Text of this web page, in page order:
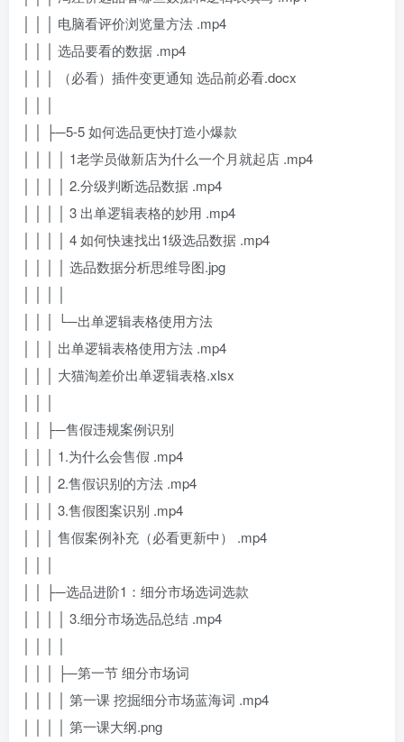
│ │ │ 电脑看评价浏览量方法 .mp4
│ │ │ 选品要看的数据 .mp4
│ │ │ （必看）插件变更通知 选品前必看.docx
│ │ ├─5-5 如何选品更快打造小爆款
│ │ │ │ 1老学员做新店为什么一个月就起店 .mp4
│ │ │ │ 2.分级判断选品数据 .mp4
│ │ │ │ 3 出单逻辑表格的妙用 .mp4
│ │ │ │ 4 如何快速找出1级选品数据 .mp4
│ │ │ │ 选品数据分析思维导图.jpg
│ │ │ └─出单逻辑表格使用方法
│ │ │ 出单逻辑表格使用方法 .mp4
│ │ │ 大猫淘差价出单逻辑表格.xlsx
│ │ ├─售假违规案例识别
│ │ │ 1.为什么会售假 .mp4
│ │ │ 2.售假识别的方法 .mp4
│ │ │ 3.售假图案识别 .mp4
│ │ │ 售假案例补充（必看更新中） .mp4
│ │ ├─选品进阶1：细分市场选词选款
│ │ │ │ 3.细分市场选品总结 .mp4
│ │ │ ├─第一节 细分市场词
│ │ │ │ 第一课 挖掘细分市场蓝海词 .mp4
│ │ │ │ 第一课大纲.png